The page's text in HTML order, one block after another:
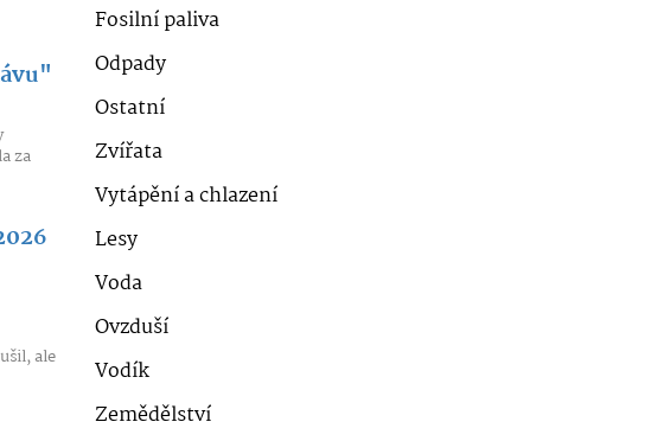
za
ale
Fosilní paliva
Odpady
Ostatní
Zvířata
Vytápění a chlazení
Lesy
Voda
Ovzduší
Vodík
Zemědělství